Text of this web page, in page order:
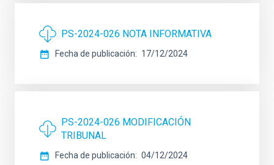
PS-2024-026 NOTA INFORMATIVA
Fecha de publicación 17/12/2024
PS-2024-026 MODIFICACIÓN
TRIBUNAL
Fecha de publicación 04/12/2024